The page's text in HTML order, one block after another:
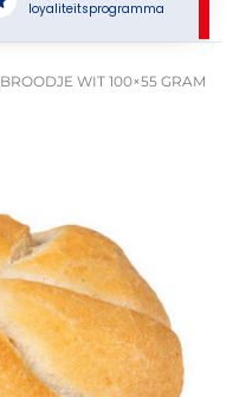
loyaliteitsprogramma
WIT 100×55 GRAM